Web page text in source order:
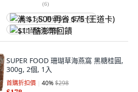
(6)
满 $1,500 再省 $75 (王道卡)
$11 酷澎幣回饋
SUPER FOOD 珊瑚草海燕窩 黑糖桂圓,
300g, 2個, 1入
首購折扣價 40%$298